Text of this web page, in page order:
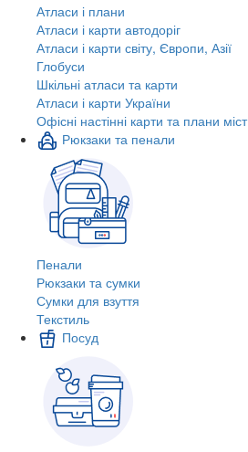
Атласи і плани
Атласи і карти автодоріг
Атласи і карти світу, Європи, Азії
Глобуси
Шкільні атласи та карти
Атласи і карти України
Офісні настінні карти та плани міст
Рюкзаки та пенали
Пенали
Рюкзаки та сумки
Сумки для взуття
Текстиль
Посуд